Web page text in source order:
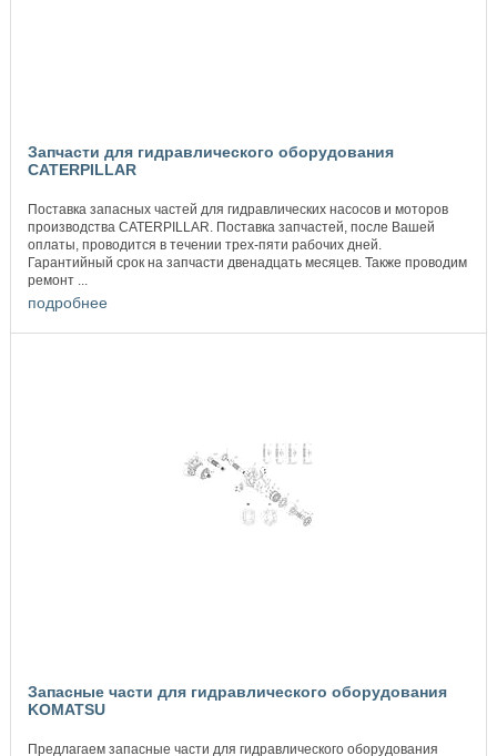
Запчасти для гидравлического оборудования
CATERPILLAR
Поставка запасных частей для гидравлических насосов и моторов
производства CATERPILLAR. Поставка запчастей, после Вашей
оплаты, проводится в течении трех-пяти рабочих дней.
Гарантийный срок на запчасти двенадцать месяцев. Также проводим
ремонт ...
подробнее
Запасные части для гидравлического оборудования
KOMATSU
Предлагаем запасные части для гидравлического оборудования